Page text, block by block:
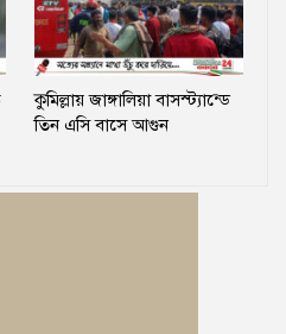
কুমিল্লায় জাঙ্গালিয়া বাসস্ট্যান্ডে
তিন এসি বাসে আগুন